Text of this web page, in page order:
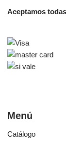
Aceptamos
Menú
Catálogo